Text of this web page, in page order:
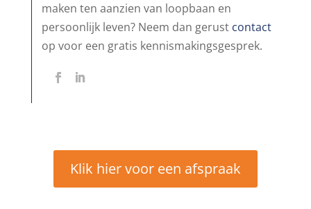
maken ten aanzien van loopbaan en
persoonlijk leven? Neem dan gerust contact
op voor een gratis kennismakingsgesprek.
Klik hier voor een afspraak